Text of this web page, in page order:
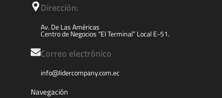
Dirección:
Av. De Las Américas
Centro de Negocios “El Terminal” Local E-51.
Correo electrónico
info@lidercompany.com.ec
Navegación